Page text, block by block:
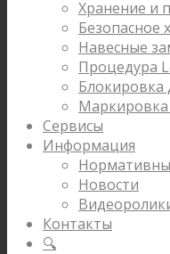
Хранение и
Безопасное
Навесные
Процедура
Блокировка
Сервисы
Информация
Новости
Контакты
🔍